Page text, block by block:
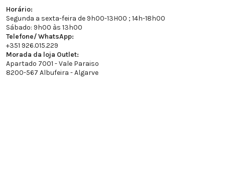
Horário:
Segunda a sexta-feira de 9h00-13H00 ; 14h-18h00
Sábado: 9h00 às 13h00
Telefone/ WhatsApp:
+351 926.015.229
Morada da loja Outlet:
Apartado 7001 - Vale Paraiso
8200-567 Albufeira - Algarve